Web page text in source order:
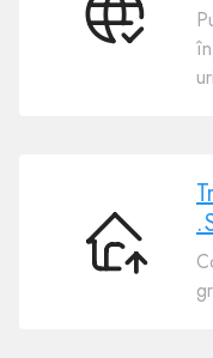
Transfer
domeniu
.STORE.RO